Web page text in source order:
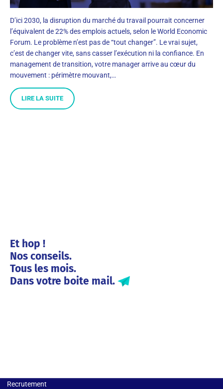
D’ici 2030, la disruption du marché du travail pourrait concerner
l’équivalent de 22% des emplois actuels, selon le World Economic
Forum. Le problème n’est pas de “tout changer”. Le vrai sujet,
c’est de changer vite, sans casser l’exécution ni la confiance. En
management de transition, votre manager arrive au cœur du
mouvement : périmètre mouvant,…
LIRE LA SUITE
Et hop !
Nos conseils.
Tous les mois.
Dans votre boite mail.
Recrutement